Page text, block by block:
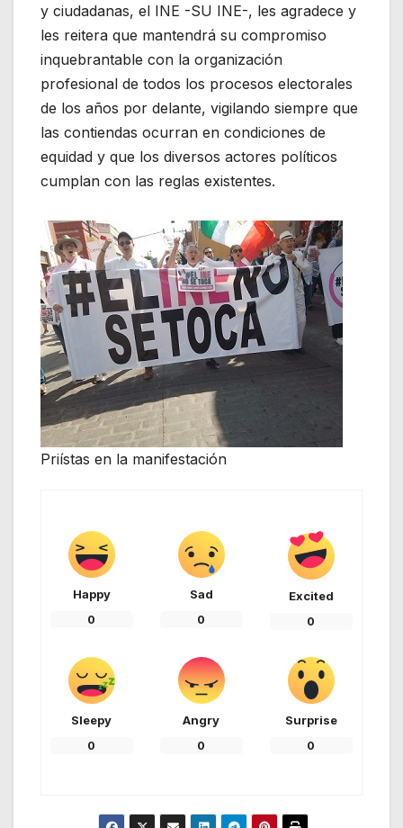
y ciudadanas, el INE -SU INE-, les agradece y
les reitera que mantendrá su compromiso
inquebrantable con la organización
profesional de todos los procesos electorales
de los años por delante, vigilando siempre que
las contiendas ocurran en condiciones de
equidad y que los diversos actores políticos
cumplan con las reglas existentes.
Priístas en la manifestación
Happy
0
Sad
0
Excited
0
Sleepy
0
Angry
0
Surprise
0